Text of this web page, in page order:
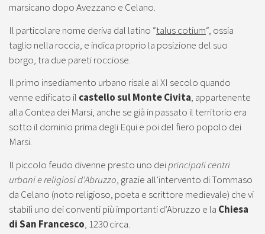
marsicano dopo Avezzano e Celano.
Il particolare nome deriva dal latino “talus cotium“, ossia
taglio nella roccia, e indica proprio la posizione del suo
borgo, tra due pareti rocciose.
Il primo insediamento urbano risale al XI secolo quando
venne edificato il castello sul Monte Civita, appartenente
alla Contea dei Marsi, anche se già in passato il territorio era
sotto il dominio prima degli Equi e poi del fiero popolo dei
Marsi.
Il piccolo feudo divenne presto uno deiprincipali centri
urbani e religiosi d’Abruzzo, grazie all’intervento di Tommaso
da Celano (noto religioso, poeta e scrittore medievale) che vi
stabilì uno dei conventi più importanti d’Abruzzo e la Chiesa
di San Francesco, 1230 circa.